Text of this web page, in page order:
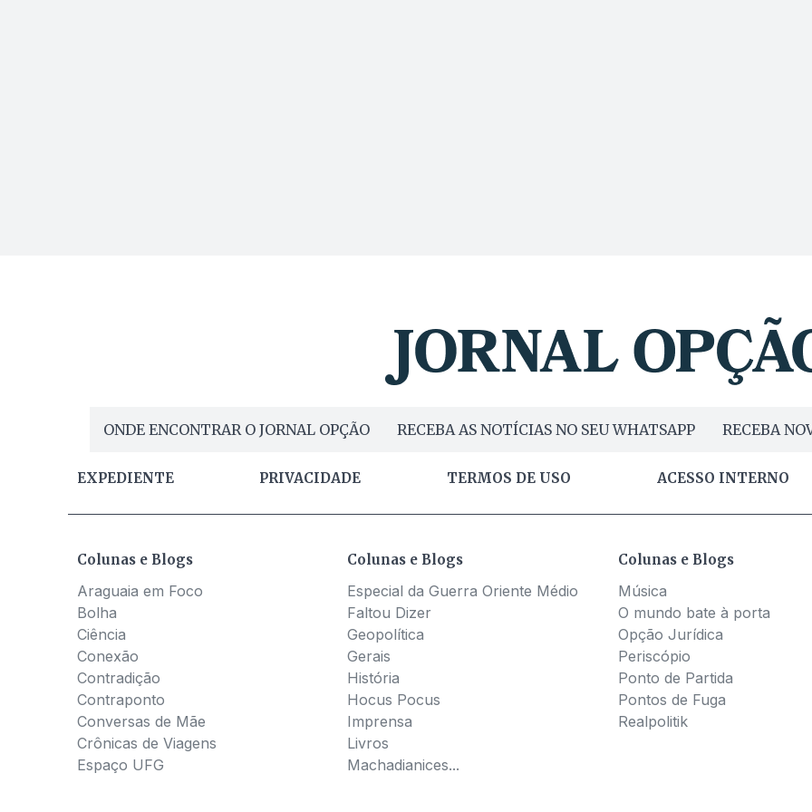
ONDE ENCONTRAR O JORNAL OPÇÃO RECEBA AS NOTÍCIAS NO SEU WHATSAPP RECEBA
EXPEDIENTE PRIVACIDADE TERMOS DE USO ACESSO INTERNO
Colunas e Blogs
Araguaia em Foco
Bolha
Ciência
Conexão
Contradição
Contraponto
Conversas de Mãe
Crônicas de Viagens
Espaço UFG
Colunas e Blogs
Especial da Guerra Oriente Médio
Faltou Dizer
Geopolítica
Gerais
História
Hocus Pocus
Imprensa
Livros
Machadianices...
Colunas e Blogs
Música
O mundo bate à porta
Opção Jurídica
Periscópio
Ponto de Partida
Pontos de Fuga
Realpolitik